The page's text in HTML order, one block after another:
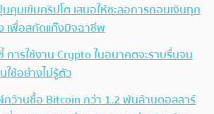
คุมเข้มคริปโต เสนอให้ชะลอการถอนเงินทุก
เพื่อสกัดแก๊งมิจฉาชีพ
การใช้งาน Crypto ในอนาคตจะราบรื่นจน
ใช้อย่างไม่รู้ตัว
กว้านซื้อ Bitcoin กว่า 1.2 พันล้านดอลลาร์